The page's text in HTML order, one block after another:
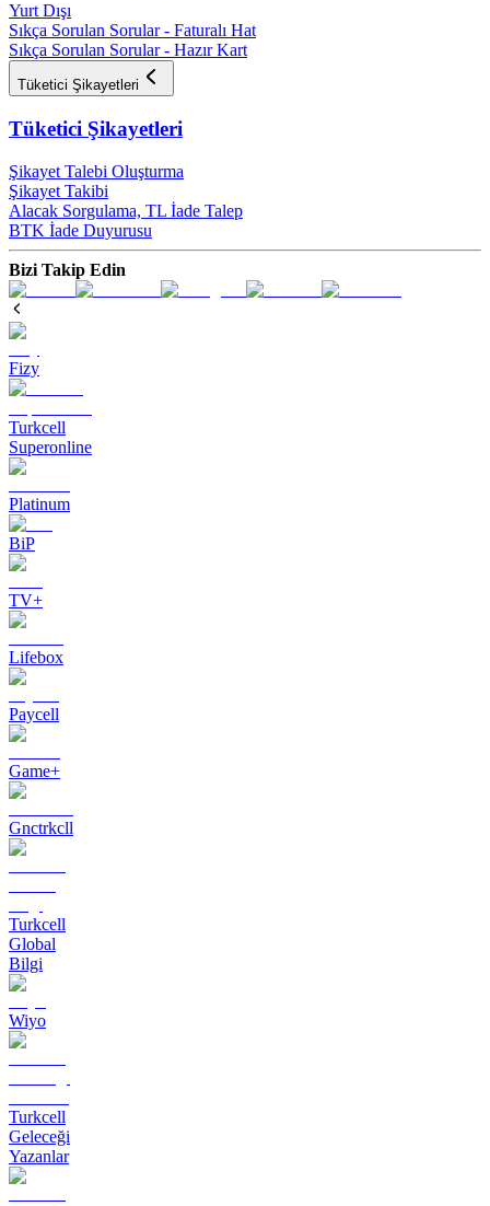
Yurt Dışı
Sıkça Sorulan Sorular - Faturalı Hat
Sıkça Sorulan Sorular - Hazır Kart
Tüketici Şikayetleri
Tüketici Şikayetleri
Şikayet Talebi Oluşturma
Şikayet Takibi
Alacak Sorgulama, TL İade Talep​
BTK İade Duyurusu
Bizi Takip Edin
Fizy
Turkcell
Superonline
Platinum
BiP
TV+
Lifebox
Paycell
Game+
Gnctrkcll
Turkcell
Global
Bilgi
Wiyo
Turkcell
Geleceği
Yazanlar